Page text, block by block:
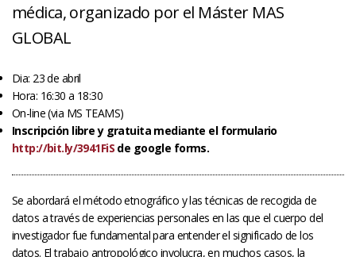
médica, organizado por el Máster MAS
GLOBAL
Dia: 23 de abril
Hora: 16:30 a 18:30
On-line (via MS TEAMS)
Inscripción libre y gratuita mediante el formulario
http://bit.ly/3941FiS de google forms.
Se abordará el método etnográfico y las técnicas de recogida de
datos a través de experiencias personales en las que el cuerpo del
investigador fue fundamental para entender el significado de los
datos. El trabajo antropológico involucra, en muchos casos, la